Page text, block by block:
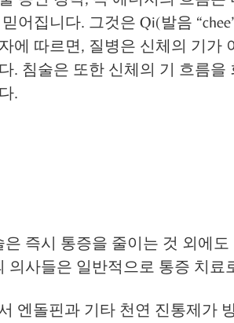
어집니다. 그것은 Qi(발음
에 따르면, 질병은 신체의 기가
. 침술은 또한 신체의 기 흐름을
.
즉시 통증을 줄이는 것 외에
사들은 일반적으로 통증 치료
엔돌핀과 기타 천연 진통제가